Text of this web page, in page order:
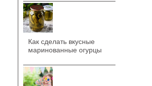
Как сделать вкусные
маринованные огурцы